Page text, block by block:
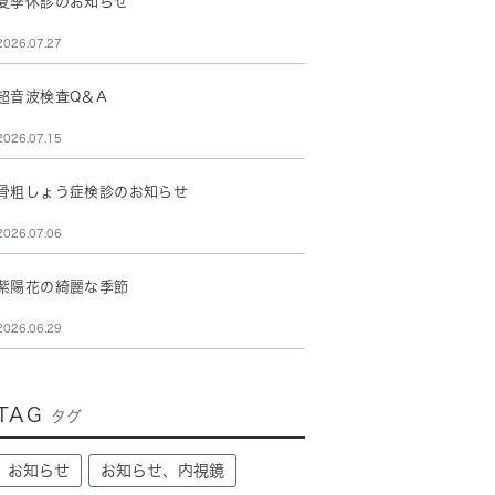
音波検査Q＆A
粗しょう症検診のお知らせ
陽花の綺麗な季節
タグ
お知らせ お知らせ、内視鏡